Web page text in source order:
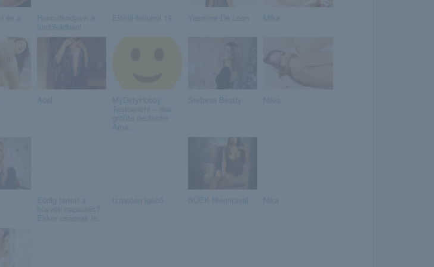
és a Huncutkodjunk a
fürdőkádban!
Elölről-hátulról 19 Yasmine De Leon Mika
Adel MyDirtyHobby
Testbericht – das
größte deutsche
Ama...
Stefania Beatty Nikia
Eddig tartott a
húsvéti napsütés?
Ekkor csapnak le...
Izgatóan igéző BÚÉK Niemirával Nika